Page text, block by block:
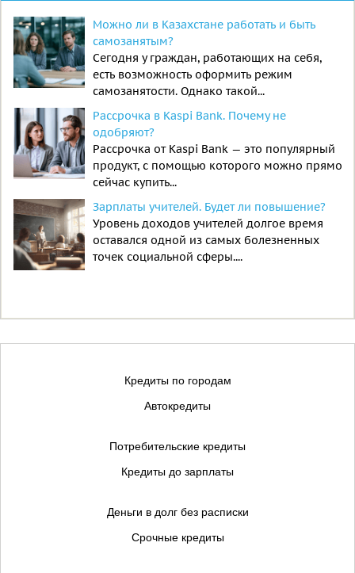
Можно ли в Казахстане работать и быть
самозанятым?
Сегодня у граждан, работающих на себя,
есть возможность оформить режим
самозанятости. Однако такой...
Рассрочка в Kaspi Bank. Почему не
одобряют?
Рассрочка от Kaspi Bank — это популярный
продукт, с помощью которого можно прямо
сейчас купить...
Зарплаты учителей. Будет ли повышение?
Уровень доходов учителей долгое время
оставался одной из самых болезненных
точек социальной сферы....
Кредиты по городам
Автокредиты
Потребительские кредиты
Кредиты до зарплаты
Деньги в долг без расписки
Срочные кредиты